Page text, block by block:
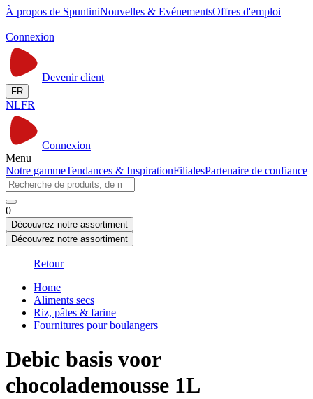
À propos de SpuntiniNouvelles & EvénementsOffres d'emploi
Connexion
Devenir client
FR
NLFR
Connexion
Menu
Notre gammeTendances & InspirationFilialesPartenaire de confiance
0
Découvrez notre assortiment
Découvrez notre assortiment
Retour
Home
Aliments secs
Riz, pâtes & farine
Fournitures pour boulangers
Debic basis voor
chocolademousse 1L